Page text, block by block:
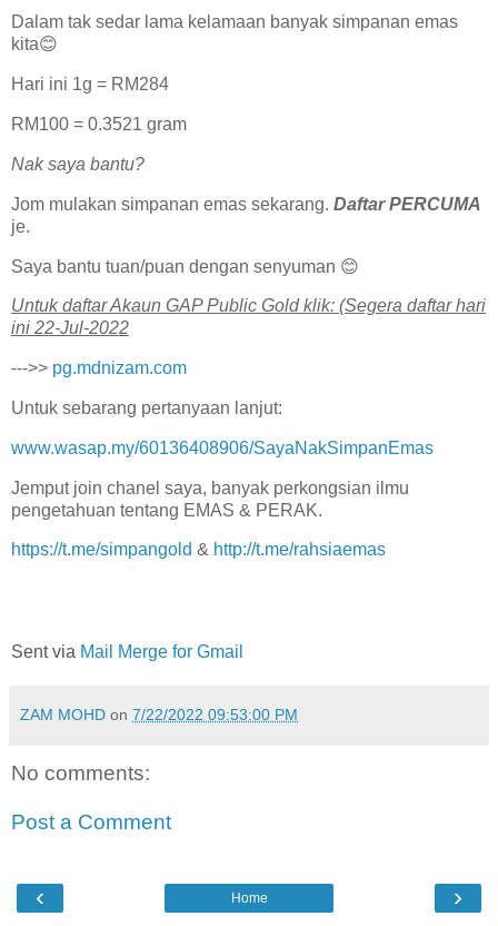
Dalam tak sedar lama kelamaan banyak simpanan emas
kita😊
Hari ini 1g = RM284
RM100 = 0.3521 gram
Nak saya bantu?
Jom mulakan simpanan emas sekarang. Daftar PERCUMA
je.
Saya bantu tuan/puan dengan senyuman 😊
U͏n͏t͏u͏k͏ d͏a͏f͏t͏a͏r͏ A͏k͏a͏u͏n͏ G͏A͏P͏ P͏u͏b͏l͏i͏c͏ G͏o͏l͏d͏ k͏l͏i͏k͏: (Segera daftar hari
ini 22-Jul-2022
--->> pg.mdnizam.com
Untuk sebarang pertanyaan lanjut:
www.wasap.my/60136408906/SayaNakSimpanEmas
Jemput join chanel saya, banyak perkongsian ilmu
pengetahuan tentang EMAS & PERAK.
https://t.me/simpangold & http://t.me/rahsiaemas
Sent via Mail Merge for Gmail
ZAM MOHD on 7/22/2022 09:53:00 PM
No comments:
Post a Comment
‹ ›
Home